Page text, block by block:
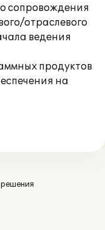
сопровождения
отраслевого
ведения
продуктов
на
решения